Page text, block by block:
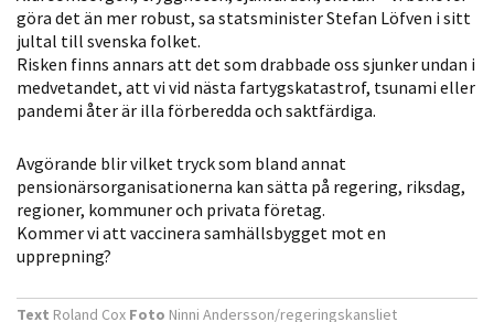
göra det än mer robust, sa statsminister Stefan Löfven i sitt
jultal till svenska folket.
Risken finns annars att det som drabbade oss sjunker undan i
medvetandet, att vi vid nästa fartygskatastrof, tsunami eller
pandemi åter är illa förberedda och saktfärdiga.
Avgörande blir vilket tryck som bland annat
pensionärsorganisationerna kan sätta på regering, riksdag,
regioner, kommuner och privata företag.
Kommer vi att vaccinera samhällsbygget mot en
upprepning?
Text Roland Cox Foto Ninni Andersson/regeringskansliet